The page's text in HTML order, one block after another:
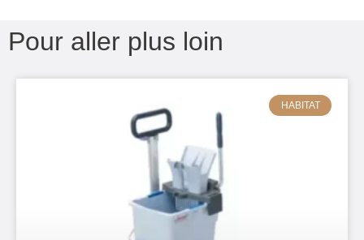
Pour aller plus loin
HABITAT